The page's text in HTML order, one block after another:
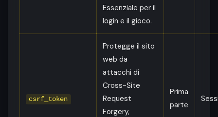
Essenziale per il
login e il gioco.
csrf_token
Protegge il sito
web da
attacchi di
Cross-Site
Request
Forgery,
Prima
parte